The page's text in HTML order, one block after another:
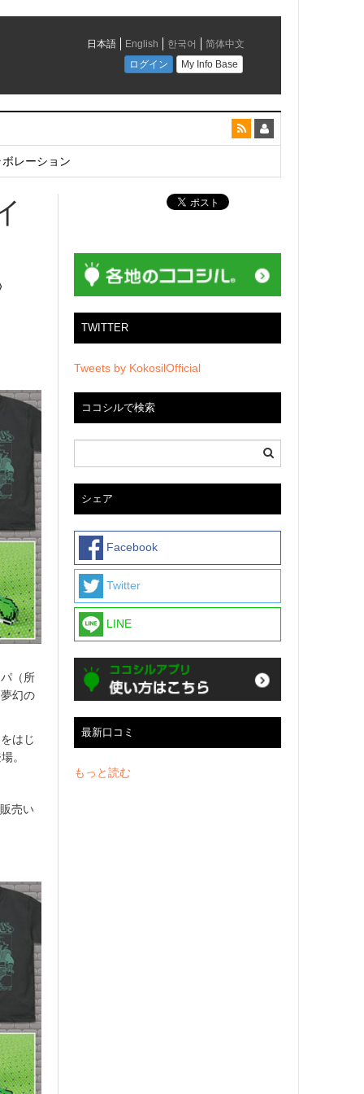
レーション
（所
幻の
はじ
。
売い
TWITTER
Tweets by KokosilOfficial
ココシルで検索
シェア
Facebook
Twitter
LINE
最新口コミ
もっと読む